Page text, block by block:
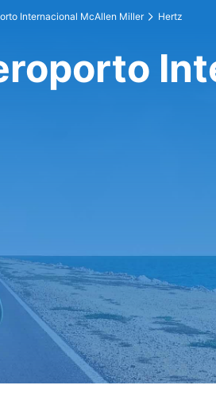
Internacional McAllen Miller Hertz